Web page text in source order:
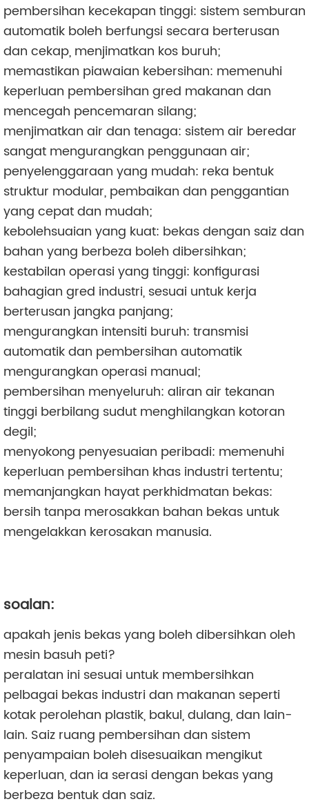
pembersihan kecekapan tinggi: sistem semburan
automatik boleh berfungsi secara berterusan
dan cekap, menjimatkan kos buruh;
memastikan piawaian kebersihan: memenuhi
keperluan pembersihan gred makanan dan
mencegah pencemaran silang;
menjimatkan air dan tenaga: sistem air beredar
sangat mengurangkan penggunaan air;
penyelenggaraan yang mudah: reka bentuk
struktur modular, pembaikan dan penggantian
yang cepat dan mudah;
kebolehsuaian yang kuat: bekas dengan saiz dan
bahan yang berbeza boleh dibersihkan;
kestabilan operasi yang tinggi: konfigurasi
bahagian gred industri, sesuai untuk kerja
berterusan jangka panjang;
mengurangkan intensiti buruh: transmisi
automatik dan pembersihan automatik
mengurangkan operasi manual;
pembersihan menyeluruh: aliran air tekanan
tinggi berbilang sudut menghilangkan kotoran
degil;
menyokong penyesuaian peribadi: memenuhi
keperluan pembersihan khas industri tertentu;
memanjangkan hayat perkhidmatan bekas:
bersih tanpa merosakkan bahan bekas untuk
mengelakkan kerosakan manusia.
soalan:
apakah jenis bekas yang boleh dibersihkan oleh
mesin basuh peti?
peralatan ini sesuai untuk membersihkan
pelbagai bekas industri dan makanan seperti
kotak perolehan plastik, bakul, dulang, dan lain-
lain. Saiz ruang pembersihan dan sistem
penyampaian boleh disesuaikan mengikut
keperluan, dan ia serasi dengan bekas yang
berbeza bentuk dan saiz.